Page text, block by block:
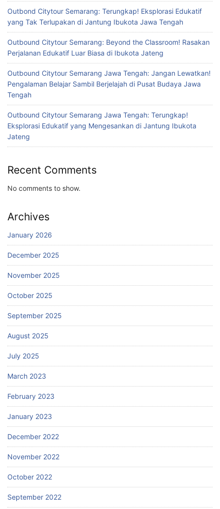
Outbond Citytour Semarang: Terungkap! Eksplorasi Edukatif
yang Tak Terlupakan di Jantung Ibukota Jawa Tengah
Outbound Citytour Semarang: Beyond the Classroom! Rasakan
Perjalanan Edukatif Luar Biasa di Ibukota Jateng
Outbound Citytour Semarang Jawa Tengah: Jangan Lewatkan!
Pengalaman Belajar Sambil Berjelajah di Pusat Budaya Jawa
Tengah
Outbound Citytour Semarang Jawa Tengah: Terungkap!
Eksplorasi Edukatif yang Mengesankan di Jantung Ibukota
Jateng
Recent Comments
No comments to show.
Archives
January 2026
December 2025
November 2025
October 2025
September 2025
August 2025
July 2025
March 2023
February 2023
January 2023
December 2022
November 2022
October 2022
September 2022